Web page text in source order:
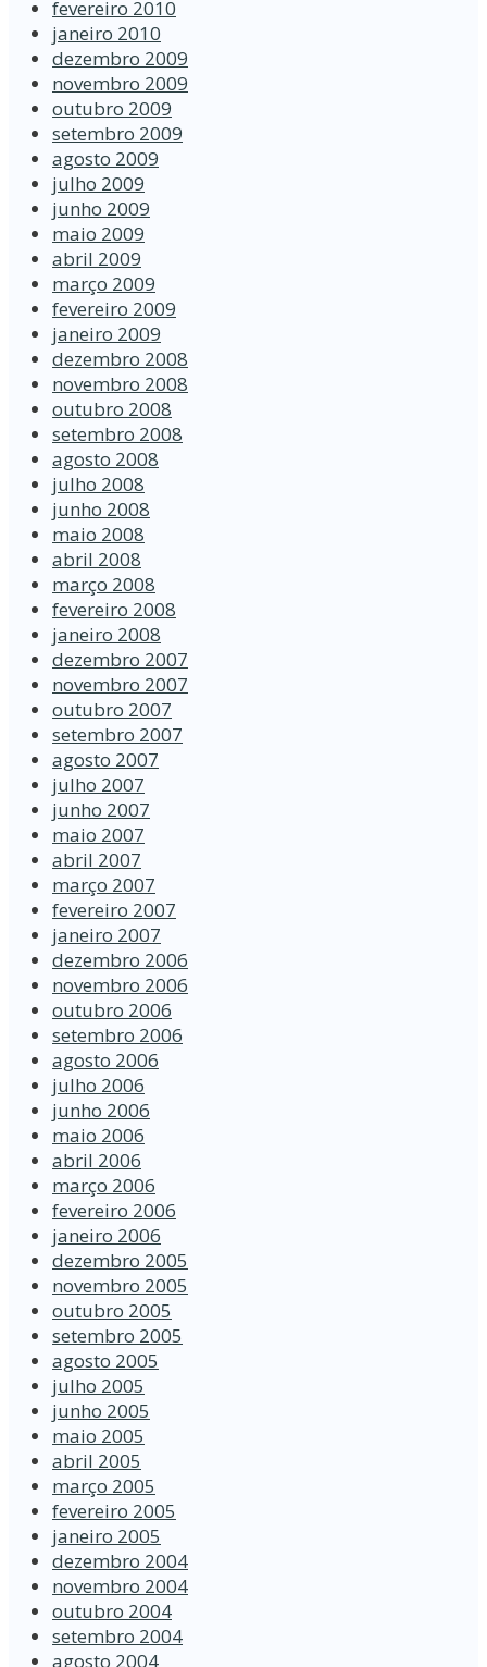
fevereiro 2010
janeiro 2010
dezembro 2009
novembro 2009
outubro 2009
setembro 2009
agosto 2009
julho 2009
junho 2009
maio 2009
abril 2009
março 2009
fevereiro 2009
janeiro 2009
dezembro 2008
novembro 2008
outubro 2008
setembro 2008
agosto 2008
julho 2008
junho 2008
maio 2008
abril 2008
março 2008
fevereiro 2008
janeiro 2008
dezembro 2007
novembro 2007
outubro 2007
setembro 2007
agosto 2007
julho 2007
junho 2007
maio 2007
abril 2007
março 2007
fevereiro 2007
janeiro 2007
dezembro 2006
novembro 2006
outubro 2006
setembro 2006
agosto 2006
julho 2006
junho 2006
maio 2006
abril 2006
março 2006
fevereiro 2006
janeiro 2006
dezembro 2005
novembro 2005
outubro 2005
setembro 2005
agosto 2005
julho 2005
junho 2005
maio 2005
abril 2005
março 2005
fevereiro 2005
janeiro 2005
dezembro 2004
novembro 2004
outubro 2004
setembro 2004
agosto 2004